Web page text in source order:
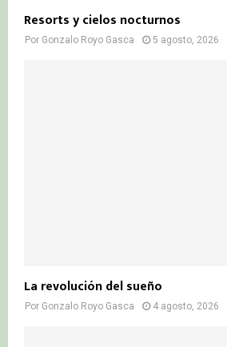
Resorts y cielos nocturnos
Por Gonzalo Royo Gasca 5 agosto, 2026
La revolución del sueño
Por Gonzalo Royo Gasca 4 agosto, 2026